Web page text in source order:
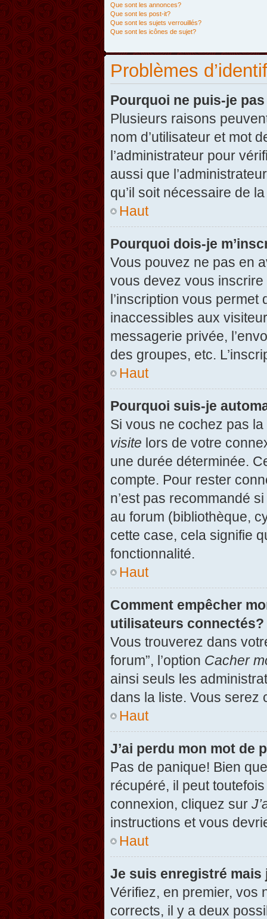
Que sont les annonces?
Que sont les post-it?
Que sont les sujets verrouillés?
Que sont les icônes de sujet?
Problèmes
Pourquoi ne puis-je
Plusieurs raisons
nom d’utilisateur et mot
l’administrateur pour
aussi que
qu’il soit nécessaire de
Haut
Pourquoi dois-je
Vous pouvez ne pas en
vous devez vous
l’inscription vous
inaccessibles aux
messagerie privée,
des groupes, etc.
Haut
Pourquoi suis-je
Si vous ne cochez pas
visite lors de votre
une durée déterminée.
compte. Pour rester
n’est pas recommandé
au forum (bibliothèque,
cette case, cela signifie
fonctionnalité.
Haut
Comment empêcher
utilisateurs connectés?
Vous trouverez dans
forum”, l’option Cacher
ainsi seuls les
dans la liste. Vous serez
Haut
J’ai perdu mon mot de
Pas de panique! Bien
récupéré, il peut
connexion, cliquez sur
instructions et vous
Haut
Je suis enregistré mais
Vérifiez, en premier, vos
corrects, il y a deux